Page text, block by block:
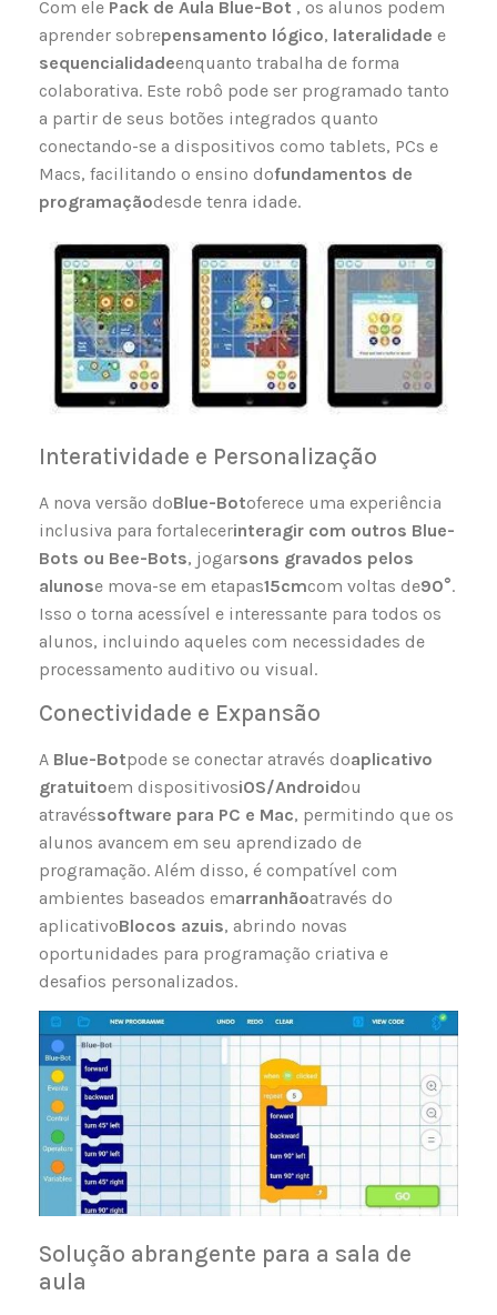
Com ele Pack de Aula Blue-Bot , os alunos podem
aprender sobrepensamento lógico, lateralidade e
sequencialidadeenquanto trabalha de forma
colaborativa. Este robô pode ser programado tanto
a partir de seus botões integrados quanto
conectando-se a dispositivos como tablets, PCs e
Macs, facilitando o ensino dofundamentos de
programaçãodesde tenra idade.
Interatividade e Personalização
A nova versão doBlue-Botoferece uma experiência
inclusiva para fortalecerinteragir com outros Blue-
Bots ou Bee-Bots, jogarsons gravados pelos
alunose mova-se em etapas15cmcom voltas de90°.
Isso o torna acessível e interessante para todos os
alunos, incluindo aqueles com necessidades de
processamento auditivo ou visual.
Conectividade e Expansão
A Blue-Botpode se conectar através doaplicativo
gratuitoem dispositivosiOS/Androidou
atravéssoftware para PC e Mac, permitindo que os
alunos avancem em seu aprendizado de
programação. Além disso, é compatível com
ambientes baseados emarranhãoatravés do
aplicativoBlocos azuis, abrindo novas
oportunidades para programação criativa e
desafios personalizados.
Solução abrangente para a sala de
aula